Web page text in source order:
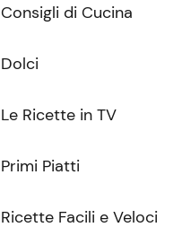
Consigli di Cucina
Dolci
Le Ricette in TV
Primi Piatti
Ricette Facili e Veloci